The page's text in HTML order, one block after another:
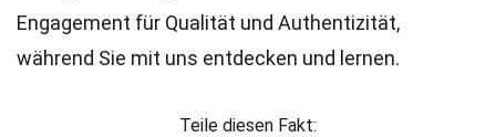
Engagement für Qualität und Authentizität,
während Sie mit uns entdecken und lernen.
Teile diesen Fakt: